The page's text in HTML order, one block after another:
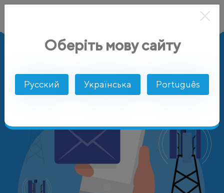
TELUS Mobility
Оберіть мову сайту
Русский Українська Português